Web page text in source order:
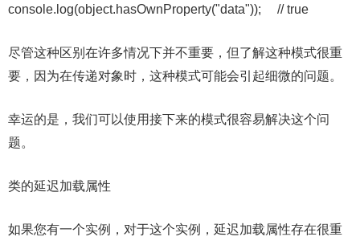
console.log(object.hasOwnProperty("data")); // true
尽管这种区别在许多情况下并不重要，但了解这种模式很重
要，因为在传递对象时，这种模式可能会引起细微的问题。
幸运的是，我们可以使用接下来的模式很容易解决这个问
题。
类的延迟加载属性
如果您有一个实例，对于这个实例，延迟加载属性存在很重